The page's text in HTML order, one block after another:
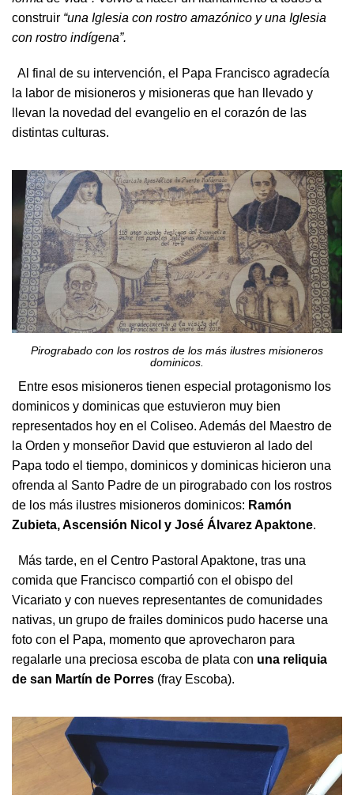
construir “una Iglesia con rostro amazónico y una Iglesia
con rostro indígena”.
Al final de su intervención, el Papa Francisco agradecía
la labor de misioneros y misioneras que han llevado y
llevan la novedad del evangelio en el corazón de las
distintas culturas.
Pirograbado con los rostros de los más ilustres misioneros
dominicos.
Entre esos misioneros tienen especial protagonismo los
dominicos y dominicas que estuvieron muy bien
representados hoy en el Coliseo. Además del Maestro de
la Orden y monseñor David que estuvieron al lado del
Papa todo el tiempo, dominicos y dominicas hicieron una
ofrenda al Santo Padre de un pirograbado con los rostros
de los más ilustres misioneros dominicos: Ramón
Zubieta, Ascensión Nicol y José Álvarez Apaktone.
Más tarde, en el Centro Pastoral Apaktone, tras una
comida que Francisco compartió con el obispo del
Vicariato y con nueves representantes de comunidades
nativas, un grupo de frailes dominicos pudo hacerse una
foto con el Papa, momento que aprovecharon para
regalarle una preciosa escoba de plata con una reliquia
de san Martín de Porres (fray Escoba).